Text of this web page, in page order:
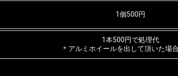
1個500円
1本500円で処理代
＊アルミホイールを出して頂いた場